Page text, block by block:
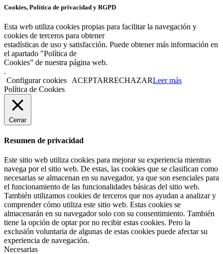
Cookies, Política de privacidad y RGPD
Esta web utiliza cookies propias para facilitar la navegación y
cookies de terceros para obtener
estadísticas de uso y satisfacción. Puede obtener más información en
el apartado "Política de
Cookies” de nuestra página web.
.
Configurar cookies ACEPTARRECHAZARLeer más
Política de Cookies
Cerrar
Resumen de privacidad
Este sitio web utiliza cookies para mejorar su experiencia mientras
navega por el sitio web. De estas, las cookies que se clasifican como
necesarias se almacenan en su navegador, ya que son esenciales para
el funcionamiento de las funcionalidades básicas del sitio web.
También utilizamos cookies de terceros que nos ayudan a analizar y
comprender cómo utiliza este sitio web. Estas cookies se
almacenarán en su navegador solo con su consentimiento. También
tiene la opción de optar por no recibir estas cookies. Pero la
exclusión voluntaria de algunas de estas cookies puede afectar su
experiencia de navegación.
Necesarias